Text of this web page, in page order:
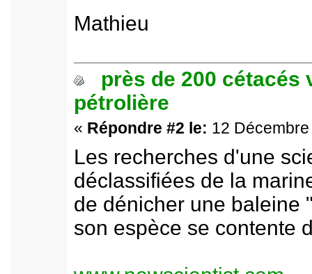
Mathieu
près de 200 cétacés
pétrolière
« Répondre #2 le: 12
Les recherches d'une
déclassifiées de la
de dénicher une baleine
son espèce se contente